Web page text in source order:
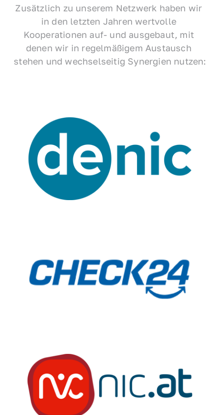
Zusätzlich zu unserem Netzwerk haben wir
in den letzten Jahren wertvolle
Kooperationen auf- und ausgebaut, mit
denen wir in regelmäßigem Austausch
stehen und wechselseitig Synergien nutzen: